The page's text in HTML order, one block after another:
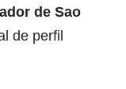
de Sao
de perfil